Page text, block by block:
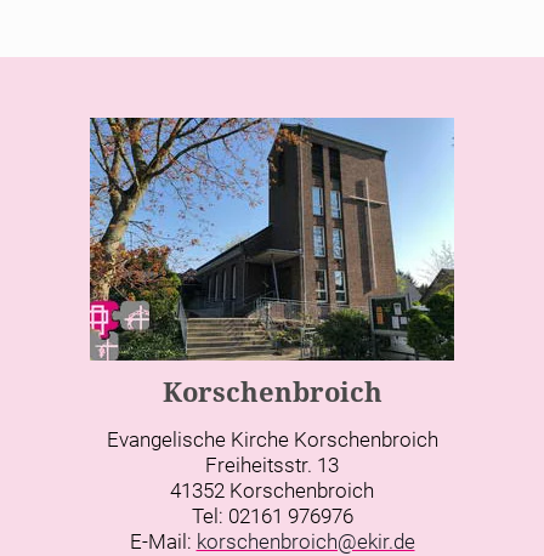
Korschenbroich
Evangelische Kirche Korschenbroich
Freiheitsstr. 13
41352 Korschenbroich
Tel: 02161 976976
E-Mail: korschenbroich@ekir.de